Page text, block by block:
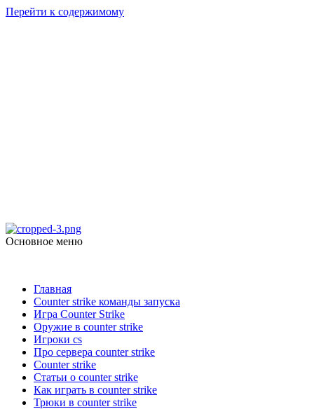
Перейти к содержимому
Основное меню
Главная
Counter strike команды запуска
Игра Counter Strike
Оружие в counter strike
Игроки cs
Про сервера counter strike
Counter strike
Статьи о counter strike
Как играть в counter strike
Трюки в counter strike